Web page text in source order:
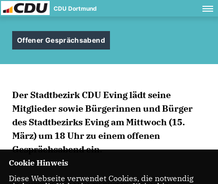
CDU Dortmund
Offener Gesprächsabend
Der Stadtbezirk CDU Eving lädt seine
Mitglieder sowie Bürgerinnen und Bürger
des Stadtbezirks Eving am Mittwoch (15.
März) um 18 Uhr zu einem offenen
Gesprächsabend ein.
Cookie Hinweis
Diese Webseite verwendet Cookies, die notwendig